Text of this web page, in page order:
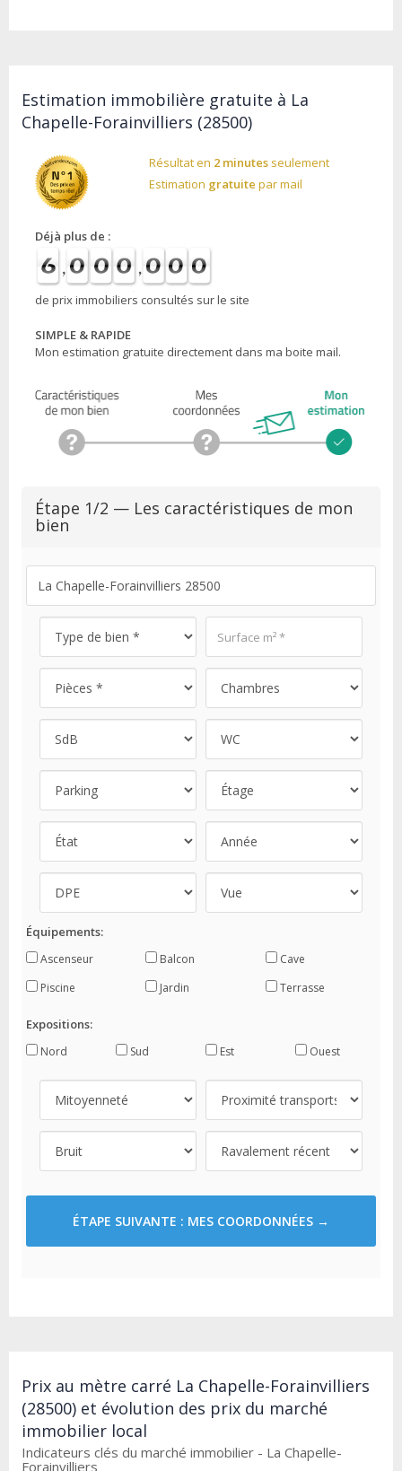
Estimation immobilière gratuite à La
Chapelle-Forainvilliers (28500)
Résultat en 2 minutesseulement
Estimation gratuite par mail
Déjà plus de :
de prix immobiliers consultés sur le site
SIMPLE & RAPIDE
Mon estimation gratuite directement dans ma boite mail.
Étape 1/2 — Les caractéristiques de mon
bien
Équipements:
Ascenseur Balcon
Cave
Piscine
Jardin Terrasse
Expositions:
Nord Sud Est Ouest
ÉTAPE SUIVANTE : MES COORDONNÉES →
Prix au mètre carré La Chapelle-Forainvilliers
(28500) et évolution des prix du marché
immobilier local
Indicateurs clés du marché immobilier - La Chapelle-
Forainvilliers